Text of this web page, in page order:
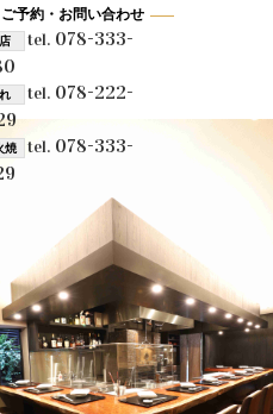
ご予約・お問い合わせ
tel. 078-333-
tel. 078-222-
焼 tel. 078-333-